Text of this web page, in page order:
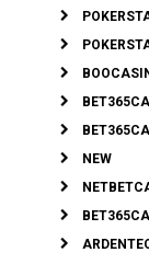
NEW